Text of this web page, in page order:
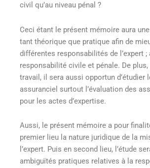
civil qu’au niveau pénal ?
Ceci étant le présent mémoire aura
tant théorique que pratique afin de
différentes responsabilités de l’expert ;
responsabilité civile et pénale. De
travail, il sera aussi opportun d’étudier
assuranciel surtout l’évaluation des
pour les actes d’expertise.
Aussi, le présent mémoire a pour
premier lieu la nature juridique de la
l’expert. Puis en second lieu, l’étude
ambiguïtés pratiques relatives à la